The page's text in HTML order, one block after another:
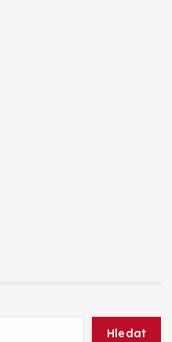
Hledat